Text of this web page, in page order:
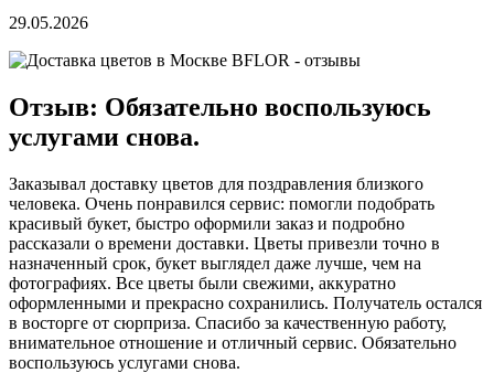
29.05.2026
Отзыв: Обязательно воспользуюсь
услугами снова.
Заказывал доставку цветов для поздравления близкого
человека. Очень понравился сервис: помогли подобрать
красивый букет, быстро оформили заказ и подробно
рассказали о времени доставки. Цветы привезли точно в
назначенный срок, букет выглядел даже лучше, чем на
фотографиях. Все цветы были свежими, аккуратно
оформленными и прекрасно сохранились. Получатель остался
в восторге от сюрприза. Спасибо за качественную работу,
внимательное отношение и отличный сервис. Обязательно
воспользуюсь услугами снова.